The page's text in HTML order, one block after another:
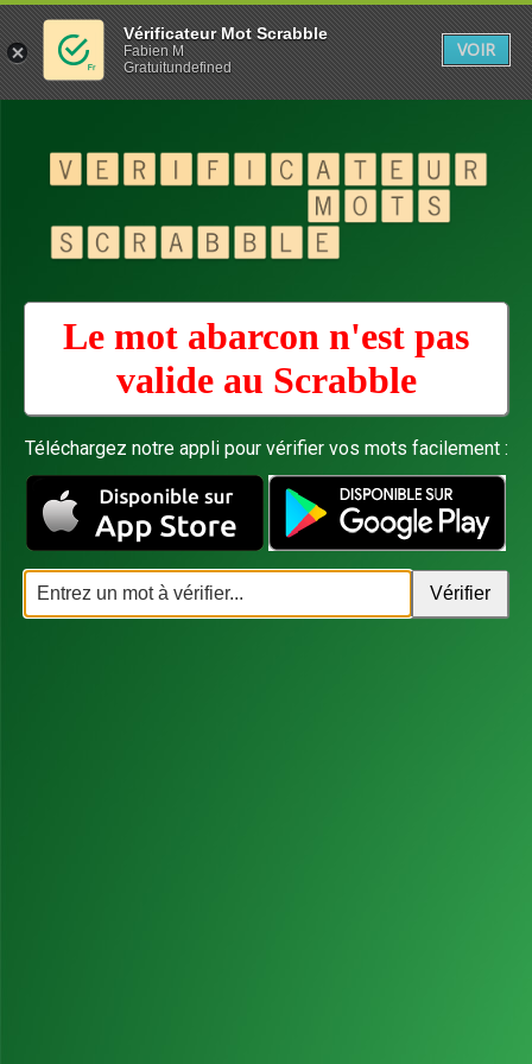
Le mot abarcon n'est pas
valide au Scrabble
Téléchargez notre appli pour vérifier vos mots facilement :
Vérificateur Mot Scrabble
Fabien M
Gratuitundefined
VOIR